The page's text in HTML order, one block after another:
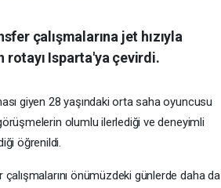
çalışmalarına jet hızıyla
rotayı Isparta'ya çevirdi.
giyen 28 yaşındaki orta saha oyuncusu
olumlu ilerlediği ve deneyimli
öğrenildi.
önümüzdeki günlerde daha da